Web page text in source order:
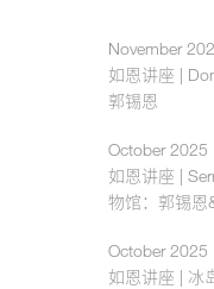
November
如恩讲座 |
郭锡恩
October 2025
如恩讲座 |
物馆：郭锡恩
October 2025
如恩讲座 | 冰